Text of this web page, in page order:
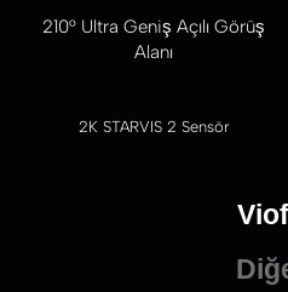
210° Ultra Geniş Açılı Görüş
Alanı
2K STARVIS 2 Sensör